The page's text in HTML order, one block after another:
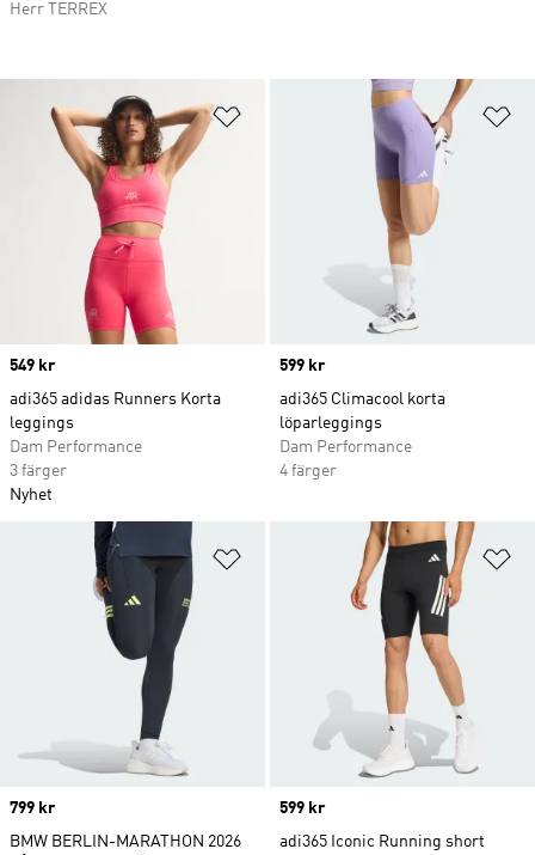
Lägg till på önskelistan
Price
549 kr
adi365 adidas Runners Korta
leggings
Dam Performance
3 färger
Nyhet
Price
599 kr
adi365 Climacool korta
löparleggings
Dam Performance
4 färger
Lägg till på önskelistan
Price
799 kr
BMW BERLIN-MARATHON 2026
Price
599 kr
adi365 Iconic Running short
Herr TERREX